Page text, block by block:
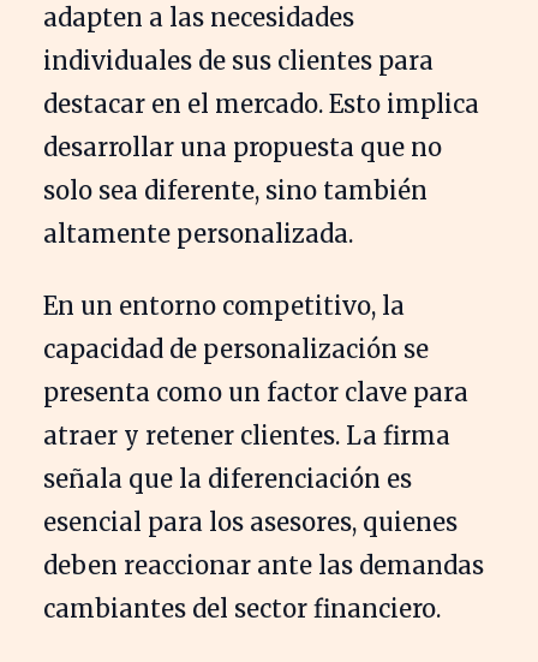
adapten a las necesidades
individuales de sus clientes para
destacar en el mercado. Esto implica
desarrollar una propuesta que no
solo sea diferente, sino también
altamente personalizada.
En un entorno competitivo, la
capacidad de personalización se
presenta como un factor clave para
atraer y retener clientes. La firma
señala que la diferenciación es
esencial para los asesores, quienes
deben reaccionar ante las demandas
cambiantes del sector financiero.